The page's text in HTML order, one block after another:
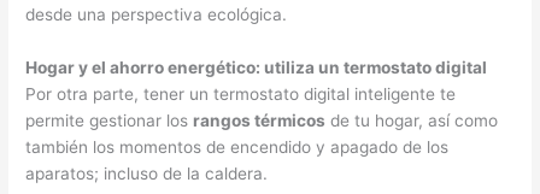
desde una perspectiva ecológica.
Hogar y el ahorro energético: utiliza un termostato digital
Por otra parte, tener un termostato digital inteligente te
permite gestionar los rangos térmicos de tu hogar, así como
también los momentos de encendido y apagado de los
aparatos; incluso de la caldera.